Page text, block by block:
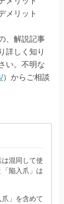
メリット
、解説記事
詳しく知り
い。不明な
）からご相談
混同して使
陥入爪」は
」を含めて